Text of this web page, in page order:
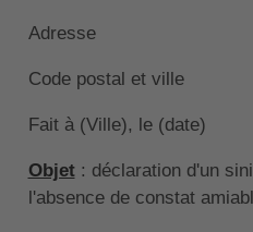
Adresse
Code postal et ville
Fait à (Ville), le (date)
Objet: déclaration d'un
l'absence de constat